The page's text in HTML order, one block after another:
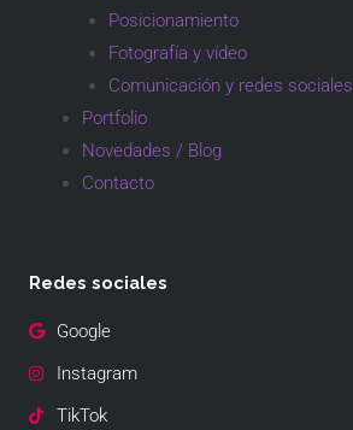
Posicionamiento
Fotografía y vídeo
Comunicación y redes sociales
Portfolio
Novedades / Blog
Contacto
Redes sociales
Google
Instagram
TikTok